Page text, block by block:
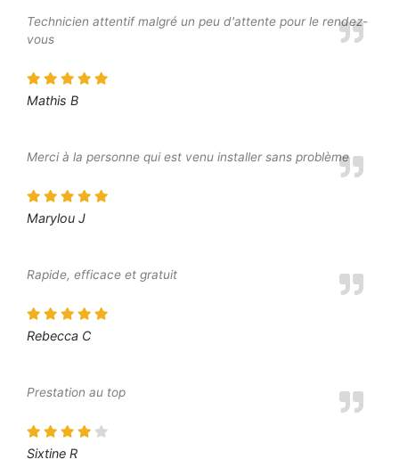
Technicien attentif malgré un peu d'attente pour le rendez-
vous
Mathis B
Merci à la personne qui est venu installer sans problème
Marylou J
Rapide, efficace et gratuit
Rebecca C
Prestation au top
Sixtine R